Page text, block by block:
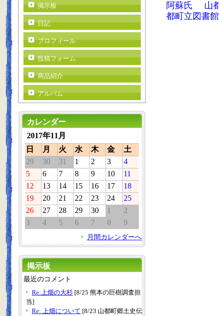
阿蘇氏
山
都町立図書館
掲示板
日記
プロフィール
投稿フォーム
商品紹介
アルバム
カレンダー
2017年11月
日
月 火 水 木 金
土
29
30 31 1 2 3
4
5
6 7 8 9 10
11
12
13 14 15 16 17
18
19
20 21 22 23 24
25
26
27 28 29 30 1
2
3
4 5 6 7 8 9
月間カレンダーへ
掲示板
最近のコメント
Re:上畑の大杉 [8/25 熊本の巨樹調査担
当]
Re: 上畑について [8/23 山都町郷土史伝